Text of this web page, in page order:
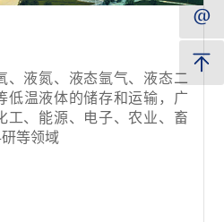
、液氮、液态氩气、液态二
低温液体的储存和运输，广
工、能源、电子、农业、畜
等领域